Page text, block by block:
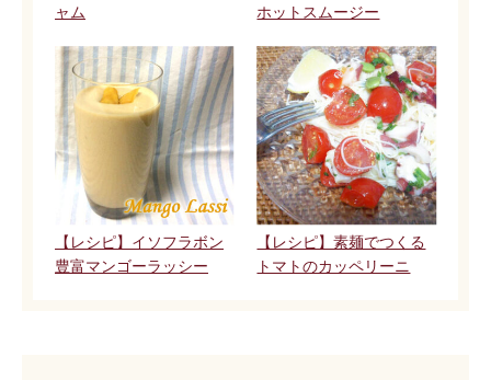
ャム
ホットスムージー
【レシピ】イソフラボン
豊富マンゴーラッシー
【レシピ】素麺でつくる
トマトのカッペリーニ